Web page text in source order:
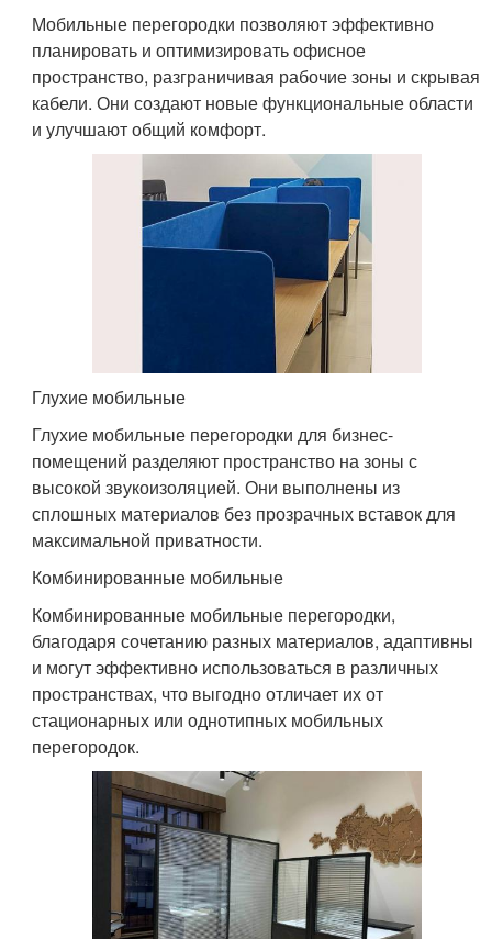
Мобильные перегородки позволяют эффективно
планировать и оптимизировать офисное
пространство, разграничивая рабочие зоны и скрывая
кабели. Они создают новые функциональные области
и улучшают общий комфорт.
Глухие мобильные
Глухие мобильные перегородки для бизнес-
помещений разделяют пространство на зоны с
высокой звукоизоляцией. Они выполнены из
сплошных материалов без прозрачных вставок для
максимальной приватности.
Комбинированные мобильные
Комбинированные мобильные перегородки,
благодаря сочетанию разных материалов, адаптивны
и могут эффективно использоваться в различных
пространствах, что выгодно отличает их от
стационарных или однотипных мобильных
перегородок.